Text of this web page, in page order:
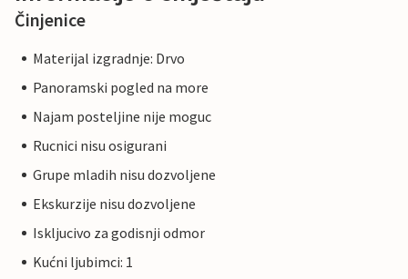
Činjenice
Materijal izgradnje: Drvo
Panoramski pogled na more
Najam posteljine nije moguc
Rucnici nisu osigurani
Grupe mladih nisu dozvoljene
Ekskurzije nisu dozvoljene
Iskljucivo za godisnji odmor
Kućni ljubimci: 1